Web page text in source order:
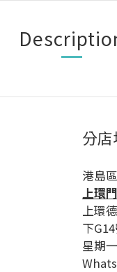
分
港島區
上環
上環
下
星期